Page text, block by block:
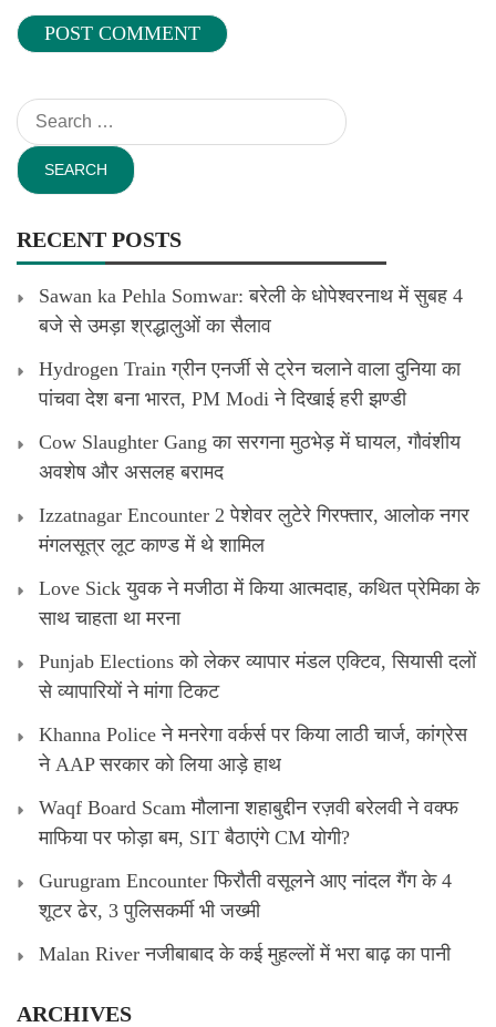
Search
for:
RECENT POSTS
Sawan ka Pehla Somwar: बरेली के धोपेश्वरनाथ में सुबह 4
बजे से उमड़ा श्रद्धालुओं का सैलाव
Hydrogen Train ग्रीन एनर्जी से ट्रेन चलाने वाला दुनिया का
पांचवा देश बना भारत, PM Modi ने दिखाई हरी झण्डी
Cow Slaughter Gang का सरगना मुठभेड़ में घायल, गौवंशीय
अवशेष और असलह बरामद
Izzatnagar Encounter 2 पेशेवर लुटेरे गिरफ्तार, आलोक नगर
मंगलसूत्र लूट काण्‍ड में थे शामिल
Love Sick युवक ने मजीठा में किया आत्मदाह, कथित प्रेमिका के
साथ चाहता था मरना
Punjab Elections को लेकर व्यापार मंडल एक्टिव, सियासी दलों
से व्यापारियों ने मांगा टिकट
Khanna Police ने मनरेगा वर्कर्स पर किया लाठी चार्ज, कांग्रेस
ने AAP सरकार को लिया आड़े हाथ
Waqf Board Scam मौलाना शहाबुद्दीन रज़वी बरेलवी ने वक्फ
माफिया पर फोड़ा बम, SIT बैठाएंगे CM योगी?
Gurugram Encounter फिरौती वसूलने आए नांदल गैंग के 4
शूटर ढेर, 3 पुलिसकर्मी भी जख्मी
Malan River नजीबाबाद के कई मुहल्लों में भरा बाढ़ का पानी
ARCHIVES